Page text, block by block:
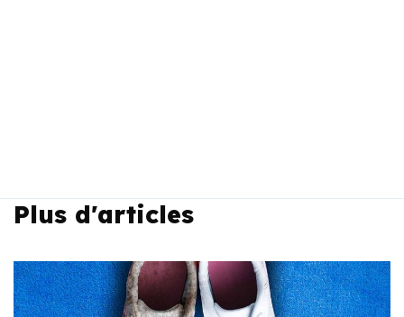
Plus d'articles